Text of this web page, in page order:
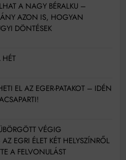
A NAGY BÉRALKU –
AZON IS, HOGYAN
DÖNTÉSEK
EL AZ EGER-PATAKOT – IDÉN
VÉGIG
EGRI ÉLET KÉT HELYSZÍNRŐL
A FELVONULÁST